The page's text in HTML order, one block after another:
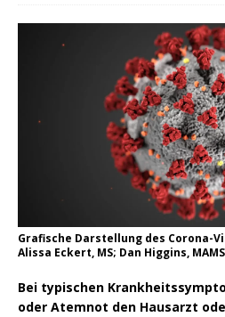
Grafische Darstellung des Corona-
Alissa Eckert, MS; Dan Higgins,
Bei typischen
oder Atemnot den Hausarzt